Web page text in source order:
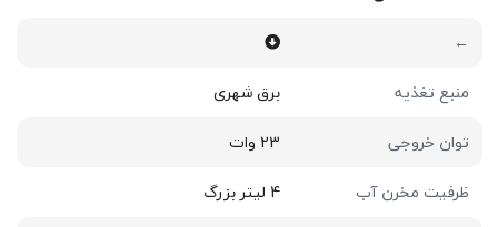
←
منبع تغذیه
برق شهری
توان خروجی
23 وات
ظرفیت مخرن آب
4 لیتر بزرگ